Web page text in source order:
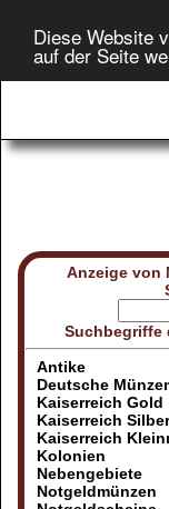
Diese Website
auf der Seite
Anzeige von
Suchbegriffe
Antike
Deutsche
Kaiserreich Gold
Kaiserreich Silber
Kaiserreich
Kolonien
Nebengebiete
Notgeldmünzen